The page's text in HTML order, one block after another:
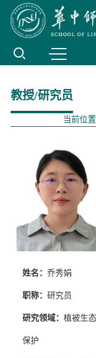
教授/研究员
当前位置
姓名： 乔秀娟
职称： 研究员
研究领域： 植被生
保护